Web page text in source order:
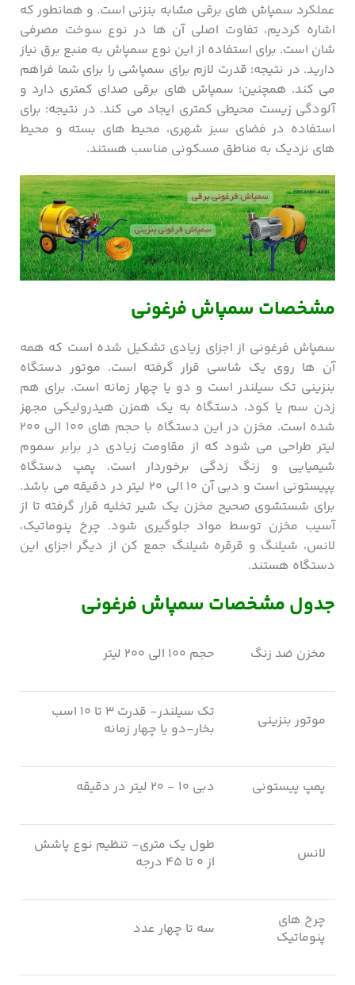
عملکرد سمپاش های برقی مشابه بنزنی است. و همانطور که
اشاره کردیم، تفاوت اصلی آن ها در نوع سوخت مصرفی
شان است. برای استفاده از این نوع سمپاش به منبع برق نیاز
دارید. در نتیجه؛ قدرت لازم برای سمپاشی را برای شما فراهم
می کند. همچنین؛ سمپاش‌ های برقی صدای کمتری دارد و
آلودگی زیست محیطی کمتری ایجاد می کند. در نتیجه؛ برای
استفاده در فضای سبز شهری، محیط‌ های بسته و محیط
های نزدیک به مناطق مسکونی مناسب هستند.
مشخصات سمپاش فرغونی
سمپاش فرغونی از اجزای زیادی تشکیل شده است که همه
آن ها روی یک شاسی قرار گرفته است. موتور دستگاه
بنزینی تک سیلندر است و دو یا چهار زمانه است. برای هم
زدن سم یا کود، دستگاه به یک همزن هیدرولیکی مجهز
شده است. مخزن در این دستگاه با حجم های ۱۰۰ الی ۲۰۰
لیتر طراحی می شود که از مقاومت زیادی در برابر سموم
شیمیایی و زنگ زدگی برخوردار است. پمپ دستگاه
پپیستونی است و دبی آن ۱۰ الی ۲۰ لیتر در دقیقه می باشد.
برای شستشوی صحیح مخزن یک شیر تخلیه قرار گرفته تا از
آسیب مخزن توسط مواد جلوگیری شود. چرخ پنوماتیک،
لانس، شیلنگ و قرقره شیلنگ جمع کن از دیگر اجزای این
دستگاه هستند.
جدول مشخصات سمپاش فرغونی
مخزن ضد زنگ حجم ۱۰۰ الی ۲۰۰ لیتر
موتور بنزینی
تک سیلندر- قدرت ۳ تا ۱۰ اسب
بخار-دو یا چهار زمانه
پمپ پیستونی دبی ۱۰ - ۲۰ لیتر در دقیقه
لانس
طول یک متری- تنظیم نوع پاشش
از ۰ تا ۴۵ درجه
چرخ های
پنوماتیک
سه تا چهار عدد